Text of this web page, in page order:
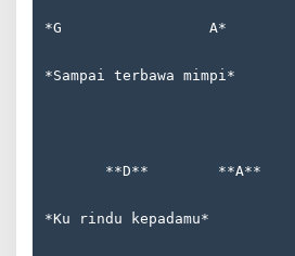
*G                 A*
*Sampai terbawa mimpi*
       **D**        **A**
*Ku rindu kepadamu*